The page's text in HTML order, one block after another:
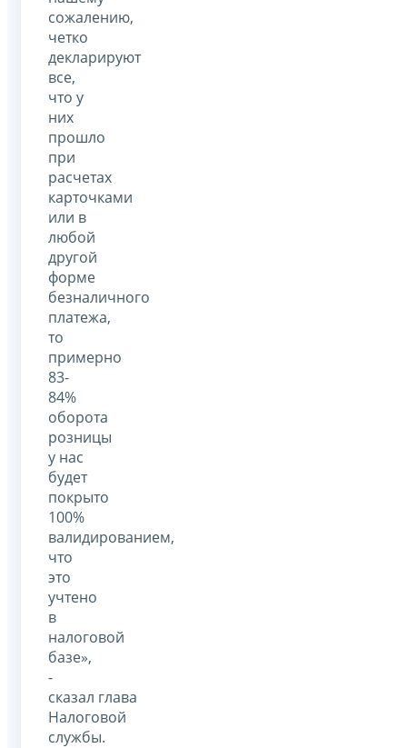
сожалению,
четко
декларируют
все,
что у
них
прошло
при
расчетах
карточками
или в
любой
другой
форме
безналичного
платежа,
то
примерно
83-
84%
оборота
розницы
у нас
будет
покрыто
100%
валидированием,
что
это
учтено
в
налоговой
базе»,
-
сказал глава
Налоговой
службы.